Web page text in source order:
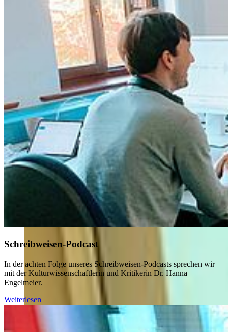
Schreibweisen-Podcast
In der achten Folge unseres Schreibweisen-Podcasts sprechen wir
mit der Kulturwissenschaftlerin und Kritikerin Dr. Hanna
Engelmeier.
Weiterlesen
Go to slide 4
„Schreibweisen der Gegenwart“ auf Twitter folgen!
Pastellästhetiken. Über Miami in der
deutschsprachigen Gegenwartsliteratur
Schreibweisen-Blog